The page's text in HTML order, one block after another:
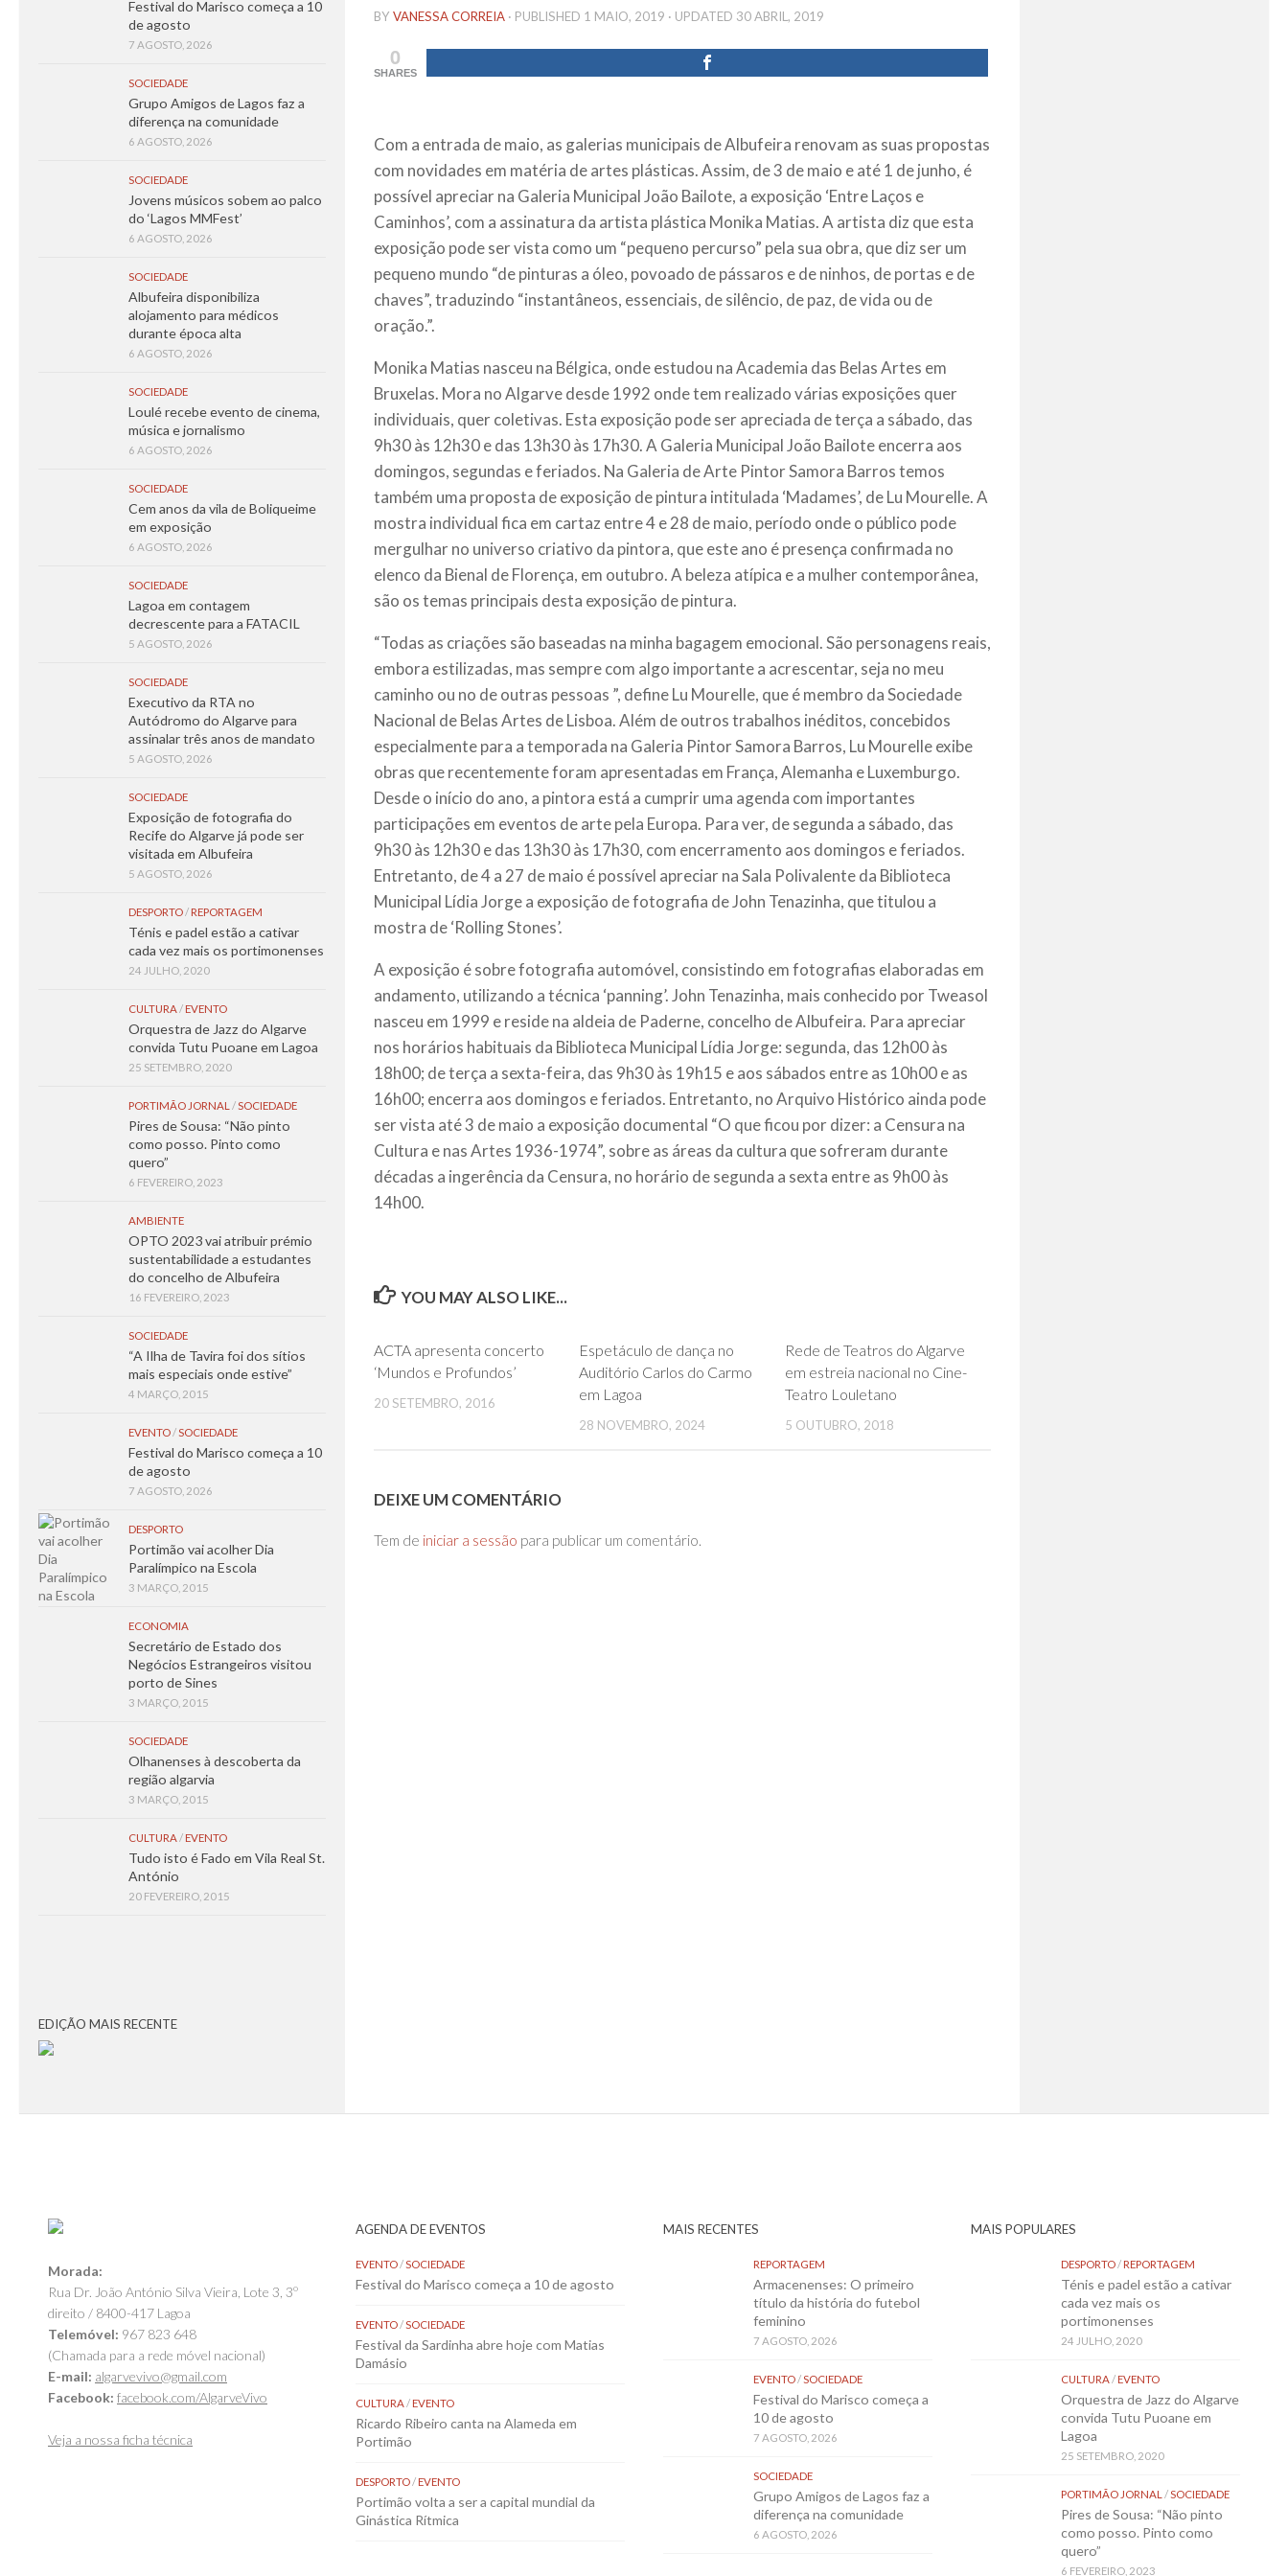
BY VANESSA CORREIA · PUBLISHED 1 MAIO, 2019 · UPDATED 30 ABRIL, 2019
0
SHARES
Com a entrada de maio, as galerias municipais de Albufeira renovam as suas propostas
com novidades em matéria de artes plásticas. Assim, de 3 de maio e até 1 de junho, é
possível apreciar na Galeria Municipal João Bailote, a exposição ‘Entre Laços e
Caminhos’, com a assinatura da artista plástica Monika Matias. A artista diz que esta
exposição pode ser vista como um “pequeno percurso” pela sua obra, que diz ser um
pequeno mundo “de pinturas a óleo, povoado de pássaros e de ninhos, de portas e de
chaves”, traduzindo “instantâneos, essenciais, de silêncio, de paz, de vida ou de
oração.”.
Monika Matias nasceu na Bélgica, onde estudou na Academia das Belas Artes em
Bruxelas. Mora no Algarve desde 1992 onde tem realizado várias exposições quer
individuais, quer coletivas. Esta exposição pode ser apreciada de terça a sábado, das
9h30 às 12h30 e das 13h30 às 17h30. A Galeria Municipal João Bailote encerra aos
domingos, segundas e feriados. Na Galeria de Arte Pintor Samora Barros temos
também uma proposta de exposição de pintura intitulada ‘Madames’, de Lu Mourelle. A
mostra individual fica em cartaz entre 4 e 28 de maio, período onde o público pode
mergulhar no universo criativo da pintora, que este ano é presença confirmada no
elenco da Bienal de Florença, em outubro. A beleza atípica e a mulher contemporânea,
são os temas principais desta exposição de pintura.
“Todas as criações são baseadas na minha bagagem emocional. São personagens reais,
embora estilizadas, mas sempre com algo importante a acrescentar, seja no meu
caminho ou no de outras pessoas ”, define Lu Mourelle, que é membro da Sociedade
Nacional de Belas Artes de Lisboa. Além de outros trabalhos inéditos, concebidos
especialmente para a temporada na Galeria Pintor Samora Barros, Lu Mourelle exibe
obras que recentemente foram apresentadas em França, Alemanha e Luxemburgo.
Desde o início do ano, a pintora está a cumprir uma agenda com importantes
participações em eventos de arte pela Europa. Para ver, de segunda a sábado, das
9h30 às 12h30 e das 13h30 às 17h30, com encerramento aos domingos e feriados.
Entretanto, de 4 a 27 de maio é possível apreciar na Sala Polivalente da Biblioteca
Municipal Lídia Jorge a exposição de fotografia de John Tenazinha, que titulou a
mostra de ‘Rolling Stones’.
A exposição é sobre fotografia automóvel, consistindo em fotografias elaboradas em
andamento, utilizando a técnica ‘panning’. John Tenazinha, mais conhecido por Tweasol
nasceu em 1999 e reside na aldeia de Paderne, concelho de Albufeira. Para apreciar
nos horários habituais da Biblioteca Municipal Lídia Jorge: segunda, das 12h00 às
18h00; de terça a sexta-feira, das 9h30 às 19h15 e aos sábados entre as 10h00 e as
16h00; encerra aos domingos e feriados. Entretanto, no Arquivo Histórico ainda pode
ser vista até 3 de maio a exposição documental “O que ficou por dizer: a Censura na
Cultura e nas Artes 1936-1974”, sobre as áreas da cultura que sofreram durante
décadas a ingerência da Censura, no horário de segunda a sexta entre as 9h00 às
14h00.
YOU MAY ALSO LIKE...
ACTA apresenta concerto
‘Mundos e Profundos’
20 SETEMBRO, 2016
Espetáculo de dança no
Auditório Carlos do Carmo
em Lagoa
28 NOVEMBRO, 2024
Rede de Teatros do Algarve
em estreia nacional no Cine-
Teatro Louletano
5 OUTUBRO, 2018
DEIXE UM COMENTÁRIO
Tem de iniciar a sessão para publicar um comentário.
Festival do Marisco começa a 10
de agosto
7 AGOSTO, 2026
SOCIEDADE
Grupo Amigos de Lagos faz a
diferença na comunidade
6 AGOSTO, 2026
SOCIEDADE
Jovens músicos sobem ao palco
do ‘Lagos MMFest’
6 AGOSTO, 2026
SOCIEDADE
Albufeira disponibiliza
alojamento para médicos
durante época alta
6 AGOSTO, 2026
SOCIEDADE
Loulé recebe evento de cinema,
música e jornalismo
6 AGOSTO, 2026
SOCIEDADE
Cem anos da vila de Boliqueime
em exposição
6 AGOSTO, 2026
SOCIEDADE
Lagoa em contagem
decrescente para a FATACIL
5 AGOSTO, 2026
SOCIEDADE
Executivo da RTA no
Autódromo do Algarve para
assinalar três anos de mandato
5 AGOSTO, 2026
SOCIEDADE
Exposição de fotografia do
Recife do Algarve já pode ser
visitada em Albufeira
5 AGOSTO, 2026
DESPORTO/ REPORTAGEM
Ténis e padel estão a cativar
cada vez mais os portimonenses
24 JULHO, 2020
CULTURA/ EVENTO
Orquestra de Jazz do Algarve
convida Tutu Puoane em Lagoa
25 SETEMBRO, 2020
PORTIMÃO JORNAL /SOCIEDADE
Pires de Sousa: “Não pinto
como posso. Pinto como
quero”
6 FEVEREIRO, 2023
AMBIENTE
OPTO 2023 vai atribuir prémio
sustentabilidade a estudantes
do concelho de Albufeira
16 FEVEREIRO, 2023
SOCIEDADE
“A Ilha de Tavira foi dos sítios
mais especiais onde estive”
4 MARÇO, 2015
EVENTO/SOCIEDADE
Festival do Marisco começa a 10
de agosto
7 AGOSTO, 2026
DESPORTO
Portimão vai acolher Dia
Paralímpico na Escola
3 MARÇO, 2015
ECONOMIA
Secretário de Estado dos
Negócios Estrangeiros visitou
porto de Sines
3 MARÇO, 2015
SOCIEDADE
Olhanenses à descoberta da
região algarvia
3 MARÇO, 2015
CULTURA/ EVENTO
Tudo isto é Fado em Vila Real St.
António
20 FEVEREIRO, 2015
EDIÇÃO MAIS RECENTE
Morada:
Rua Dr. João António Silva Vieira, Lote 3, 3º
direito / 8400-417 Lagoa
Telemóvel: 967 823 648
(Chamada para a rede móvel nacional)
E-mail: algarvevivo@gmail.com
Facebook: facebook.com/AlgarveVivo
Veja a nossa ficha técnica
AGENDA DE EVENTOS
EVENTO/SOCIEDADE
Festival do Marisco começa a 10 de agosto
EVENTO/SOCIEDADE
Festival da Sardinha abre hoje com Matias
Damásio
CULTURA/EVENTO
Ricardo Ribeiro canta na Alameda em
Portimão
DESPORTO/EVENTO
Portimão volta a ser a capital mundial da
Ginástica Rítmica
MAIS RECENTES
REPORTAGEM
Armacenenses: O primeiro
título da história do futebol
feminino
7 AGOSTO, 2026
EVENTO/SOCIEDADE
Festival do Marisco começa a
10 de agosto
7 AGOSTO, 2026
SOCIEDADE
Grupo Amigos de Lagos faz a
diferença na comunidade
6 AGOSTO, 2026
MAIS POPULARES
DESPORTO/REPORTAGEM
Ténis e padel estão a cativar
cada vez mais os
portimonenses
24 JULHO, 2020
CULTURA/EVENTO
Orquestra de Jazz do Algarve
convida Tutu Puoane em
Lagoa
25 SETEMBRO, 2020
PORTIMÃO JORNAL /SOCIEDADE
Pires de Sousa: “Não pinto
como posso. Pinto como
quero”
6 FEVEREIRO, 2023